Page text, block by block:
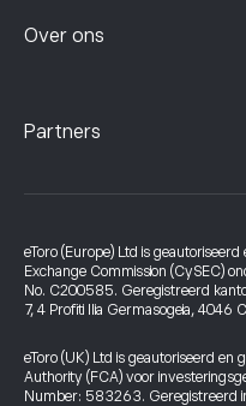
Over ons
Partners
eToro (Europe) Ltd is
Exchange Commission (CySEC)
No. C200585. Geregistreerd
7, 4 Profiti Ilia Germasogeia, 4046
eToro (UK) Ltd is geautoriseerd en
Authority (FCA) voor
Number: 583263. Geregistreerd